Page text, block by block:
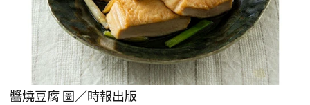
醬燒豆腐 圖／時報出版